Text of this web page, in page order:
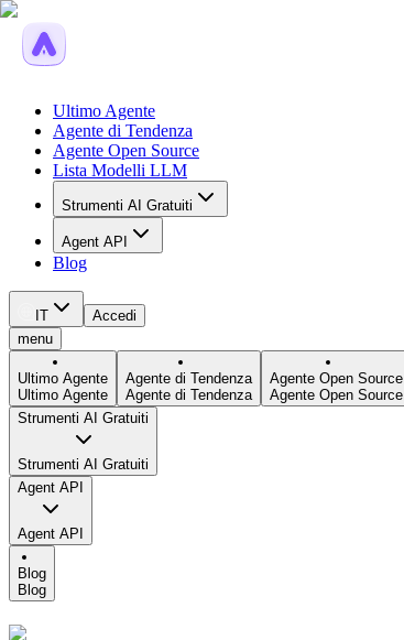
Ultimo Agente
Agente di Tendenza
Agente Open Source
Lista Modelli LLM
Strumenti AI Gratuiti
Agent API
Blog
IT
Accedi
menu
Ultimo Agente
Ultimo Agente
Agente di Tendenza
Agente di Tendenza
Agente Open Source
Agente Open Source
Strumenti AI Gratuiti
Strumenti AI Gratuiti
Agent API
Agent API
Blog
Blog